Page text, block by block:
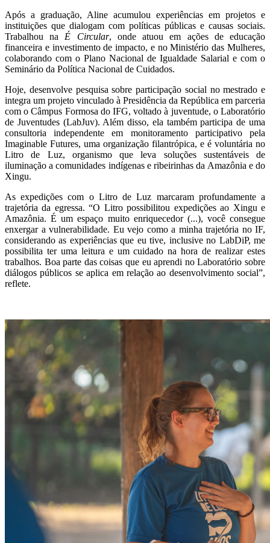
Após a graduação, Aline acumulou experiências em projetos e
instituições que dialogam com políticas públicas e causas sociais.
Trabalhou na É Circular, onde atuou em ações de educação
financeira e investimento de impacto, e no Ministério das Mulheres,
colaborando com o Plano Nacional de Igualdade Salarial e com o
Seminário da Política Nacional de Cuidados.
Hoje, desenvolve pesquisa sobre participação social no mestrado e
integra um projeto vinculado à Presidência da República em parceria
com o Câmpus Formosa do IFG, voltado à juventude, o Laboratório
de Juventudes (LabJuv). Além disso, ela também participa de uma
consultoria independente em monitoramento participativo pela
Imaginable Futures, uma organização filantrópica, e é voluntária no
Litro de Luz, organismo que leva soluções sustentáveis de
iluminação a comunidades indígenas e ribeirinhas da Amazônia e do
Xingu.
As expedições com o Litro de Luz marcaram profundamente a
trajetória da egressa. “O Litro possibilitou expedições ao Xingu e
Amazônia. É um espaço muito enriquecedor (...), você consegue
enxergar a vulnerabilidade. Eu vejo como a minha trajetória no IF,
considerando as experiências que eu tive, inclusive no LabDiP, me
possibilita ter uma leitura e um cuidado na hora de realizar estes
trabalhos. Boa parte das coisas que eu aprendi no Laboratório sobre
diálogos públicos se aplica em relação ao desenvolvimento social”,
reflete.